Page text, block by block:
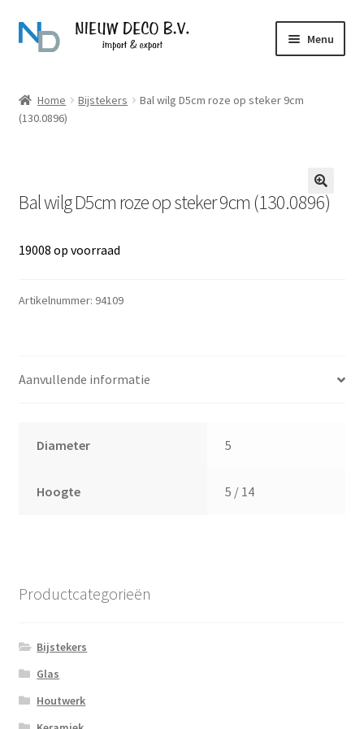
Ga
door
navigatie
Ga
naar
inhoud
Menu
Producten
Home Bijstekers
Bal wilg D5cm roze op steker 9cm
(130.0896)
Bal wilg D5cm roze op steker 9cm (130.0896)
19008 op voorraad
Artikelnummer: 94109
Aanvullende informatie
Diameter 5
Hoogte 5 / 14
Productcategorieën
Bijstekers
Glas
Houtwerk